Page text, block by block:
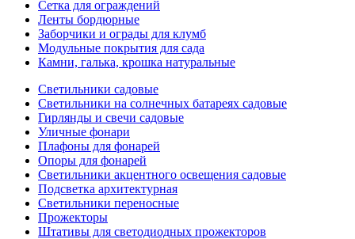
Сетка для ограждений
Ленты бордюрные
Заборчики и ограды для клумб
Модульные покрытия для сада
Камни, галька, крошка натуральные
Светильники садовые
Светильники на солнечных батареях садовые
Гирлянды и свечи садовые
Уличные фонари
Плафоны для фонарей
Опоры для фонарей
Светильники акцентного освещения садовые
Подсветка архитектурная
Светильники переносные
Прожекторы
Штативы для светодиодных прожекторов